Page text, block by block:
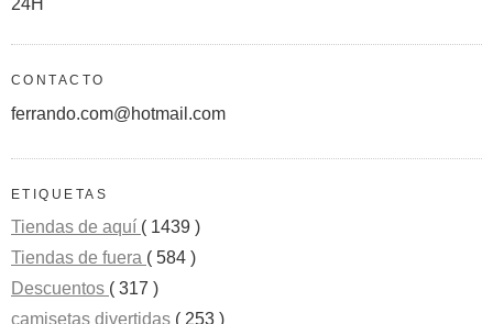
24H
CONTACTO
ferrando.com@hotmail.com
ETIQUETAS
Tiendas de aquí ( 1439 )
Tiendas de fuera ( 584 )
Descuentos ( 317 )
camisetas divertidas ( 253 )